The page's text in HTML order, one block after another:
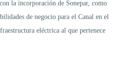
la incorporación de Sonepar, como
de negocio para el Canal en el
eléctrica al que pertenece